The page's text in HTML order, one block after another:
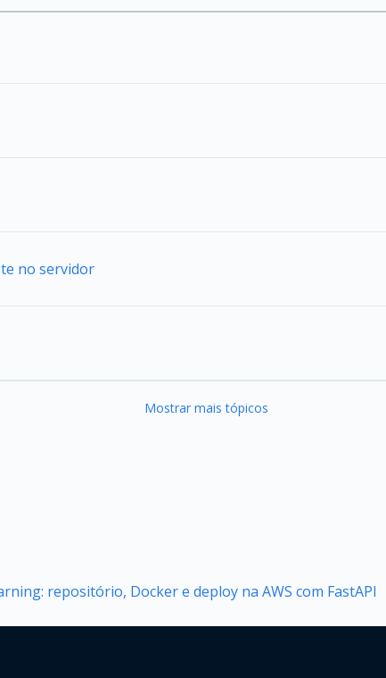
no servidor
Mostrar mais tópicos
repositório, Docker e deploy na AWS com FastAPI